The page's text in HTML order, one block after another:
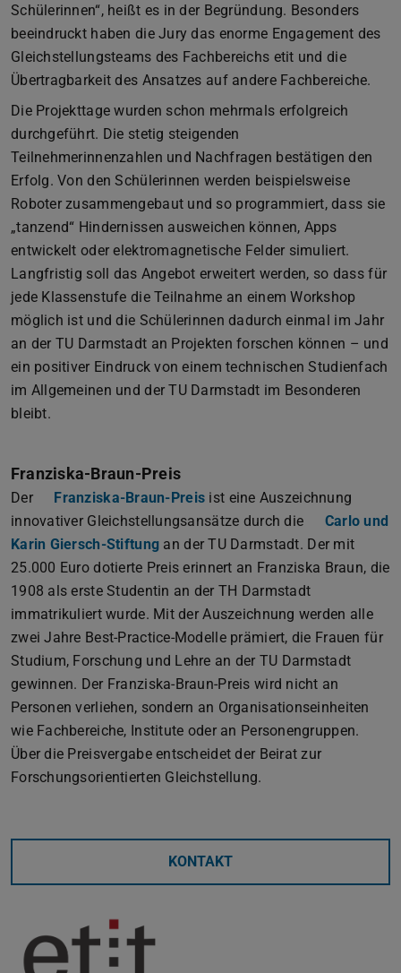
Schülerinnen“, heißt es in der Begründung. Besonders
beeindruckt haben die Jury das enorme Engagement des
Gleichstellungsteams des Fachbereichs etit und die
Übertragbarkeit des Ansatzes auf andere Fachbereiche.
Die Projekttage wurden schon mehrmals erfolgreich
durchgeführt. Die stetig steigenden
Teilnehmerinnenzahlen und Nachfragen bestätigen den
Erfolg. Von den Schülerinnen werden beispielsweise
Roboter zusammengebaut und so programmiert, dass sie
„tanzend“ Hindernissen ausweichen können, Apps
entwickelt oder elektromagnetische Felder simuliert.
Langfristig soll das Angebot erweitert werden, so dass für
jede Klassenstufe die Teilnahme an einem Workshop
möglich ist und die Schülerinnen dadurch einmal im Jahr
an der TU Darmstadt an Projekten forschen können – und
ein positiver Eindruck von einem technischen Studienfach
im Allgemeinen und der TU Darmstadt im Besonderen
bleibt.
Franziska-Braun-Preis
Der Franziska-Braun-Preis ist eine Auszeichnung
innovativer Gleichstellungsansätze durch die
Carlo und
Karin Giersch-Stiftung an der TU Darmstadt. Der mit
25.000 Euro dotierte Preis erinnert an Franziska Braun, die
1908 als erste Studentin an der TH Darmstadt
immatrikuliert wurde. Mit der Auszeichnung werden alle
zwei Jahre Best-Practice-Modelle prämiert, die Frauen für
Studium, Forschung und Lehre an der TU Darmstadt
gewinnen. Der Franziska-Braun-Preis wird nicht an
Personen verliehen, sondern an Organisationseinheiten
wie Fachbereiche, Institute oder an Personengruppen.
Über die Preisvergabe entscheidet der Beirat zur
Forschungsorientierten Gleichstellung.
KONTAKT